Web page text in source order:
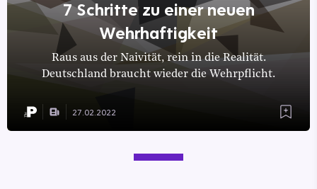
7 Schritte zu einer neuen
Wehrhaftigkeit
Raus aus der Naivität, rein in die Realität.
Deutschland braucht wieder die Wehrpflicht.
27.02.2022